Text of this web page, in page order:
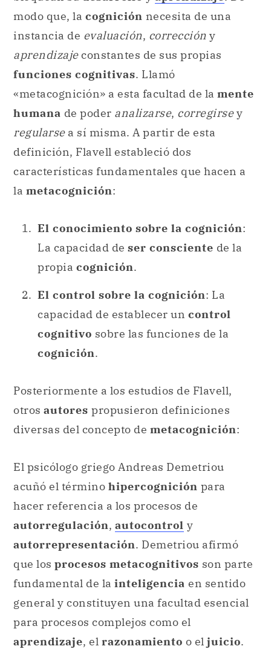
modo que, la cognición necesita de una
instancia de evaluación, corrección y
aprendizajeconstantes de sus propias
funciones cognitivas. Llamó
«metacognición» a esta facultad de la mente
humana de poder analizarse, corregirsey
regularsea sí misma. A partir de esta
definición, Flavell estableció dos
características fundamentales que hacen a
la metacognición:
El conocimiento sobre la cognición:
La capacidad de ser consciente de la
propia cognición.
El control sobre la cognición: La
capacidad de establecer un control
cognitivo sobre las funciones de la
cognición.
Posteriormente a los estudios de Flavell,
otros autores propusieron definiciones
diversas del concepto de metacognición:
El psicólogo griego Andreas Demetriou
acuñó el término hipercognición para
hacer referencia a los procesos de
autorregulación, autocontrol y
autorrepresentación. Demetriou afirmó
que los procesos metacognitivos son parte
fundamental de la inteligencia en sentido
general y constituyen una facultad esencial
para procesos complejos como el
aprendizaje, el razonamiento o el juicio.